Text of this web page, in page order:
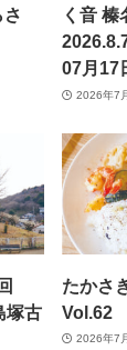
く音 榛
07月17
2026年7
塚古
たかさ
Vol.62
2026年7